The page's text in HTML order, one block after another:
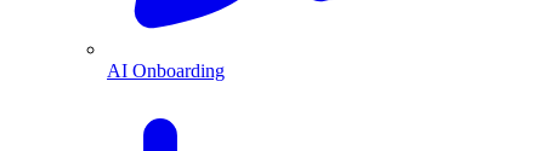
AI Onboarding